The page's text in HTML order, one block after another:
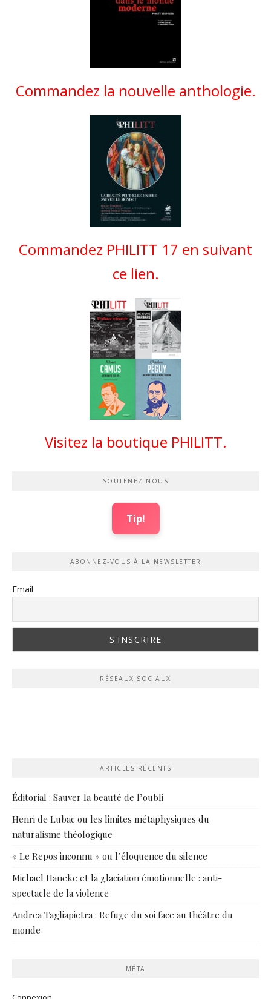
Commandez la nouvelle anthologie.
Commandez PHILITT 17 en suivant
ce lien.
Visitez la boutique PHILITT.
SOUTENEZ-NOUS
Tip!
ABONNEZ-VOUS À LA NEWSLETTER
Email
RÉSEAUX SOCIAUX
ARTICLES RÉCENTS
Éditorial : Sauver la beauté de l’oubli
Henri de Lubac ou les limites métaphysiques du
naturalisme théologique
« Le Repos inconnu » ou l’éloquence du silence
Michael Haneke et la glaciation émotionnelle : anti-
spectacle de la violence
Andrea Tagliapietra : Refuge du soi face au théâtre du
monde
MÉTA